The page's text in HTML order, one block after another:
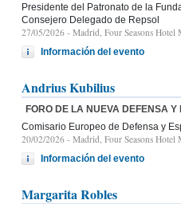
Presidente del Patronato de la
Consejero Delegado de Repsol
27/05/2026 - Madrid, Four Seasons
Información del evento
Andrius Kubilius
FORO DE LA NUEVA DEFENSA Y
Comisario Europeo de Defensa y
20/02/2026 - Madrid, Four Seasons
Información del evento
Margarita Robles